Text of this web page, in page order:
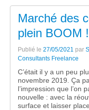
Marché des
plein BOOM !
Publié le 27/05/2021 par
Consultants Freelance
C’était il y a un peu
novembre 2019. Ça
l’impression que l’on
nouvelle : avec la
surface et laisser